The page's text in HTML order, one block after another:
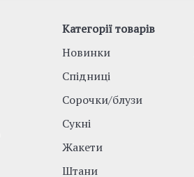
Категорії товарів
Новинки
Спідниці
Сорочки/блузи
Сукні
Жакети
Штани